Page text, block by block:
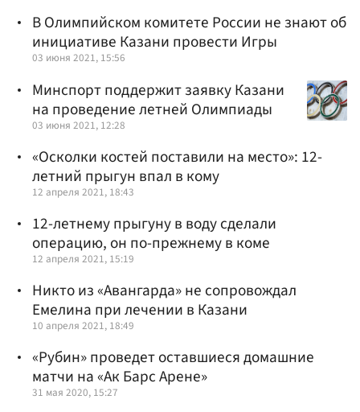
В Олимпийском комитете России не знают об
инициативе Казани провести Игры
03 июня 2021, 15:56
Минспорт поддержит заявку Казани
на проведение летней Олимпиады
03 июня 2021, 12:28
«Осколки костей поставили на место»: 12-
летний прыгун впал в кому
12 апреля 2021, 18:43
12-летнему прыгуну в воду сделали
операцию, он по-прежнему в коме
12 апреля 2021, 15:19
Никто из «Авангарда» не сопровождал
Емелина при лечении в Казани
10 апреля 2021, 18:49
«Рубин» проведет оставшиеся домашние
матчи на «Ак Барс Арене»
31 мая 2020, 15:27